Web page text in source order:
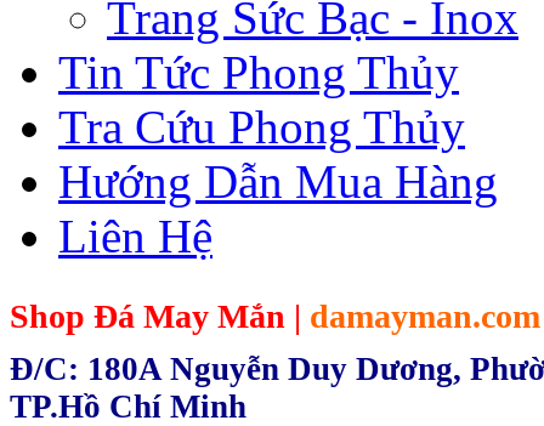
Trang Sức Bạc - Inox
Tin Tức Phong Thủy
Tra Cứu Phong Thủy
Hướng Dẫn Mua Hàng
Liên Hệ
Shop Đá May Mắn | damayman.com
Đ/C: 180A Nguyễn Duy Dương,
TP.Hồ Chí Minh